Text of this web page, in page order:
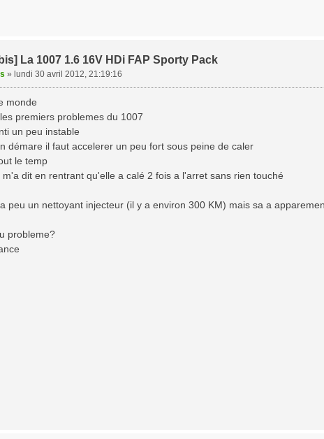
La 1007 1.6 16V HDi FAP Sporty Pack
» lundi 30 avril 2012, 21:19:16
monde
premiers problemes du 1007
un peu instable
démare il faut accelerer un peu fort sous peine de caler
le temp
m'a dit en rentrant qu'elle a calé 2 fois a l'arret sans rien touché
peu un nettoyant injecteur (il y a environ 300 KM) mais sa a
probleme?